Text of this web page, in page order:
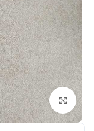
برای بزرگنمایی